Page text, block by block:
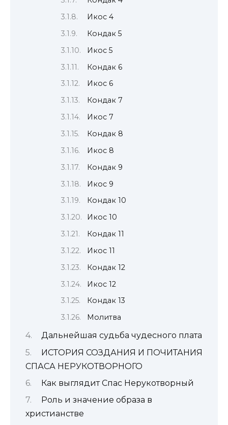
Икос 4
Кондак 5
Икос 5
Кондак 6
Икос 6
Кондак 7
Икос 7
Кондак 8
Икос 8
Кондак 9
Икос 9
Кондак 10
Икос 10
Кондак 11
Икос 11
Кондак 12
Икос 12
Кондак 13
Молитва
Дальнейшая судьба чудесного плата
ИСТОРИЯ СОЗДАНИЯ И ПОЧИТАНИЯ
СПАСА НЕРУКОТВОРНОГО
Как выглядит Спас Нерукотворный
Роль и значение образа в
христианстве